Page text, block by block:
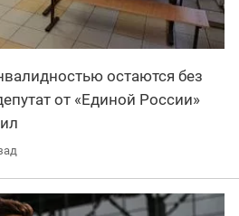
остаются без
от «Единой России»